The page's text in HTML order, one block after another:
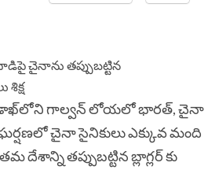
గాల్వ‌న్ లోయ‌లో భార‌త్‌, చైనా
చైనా సైనికులు ఎక్కువ మంది
తప్పుబట్టిన బ్లాగ్లర్ కు